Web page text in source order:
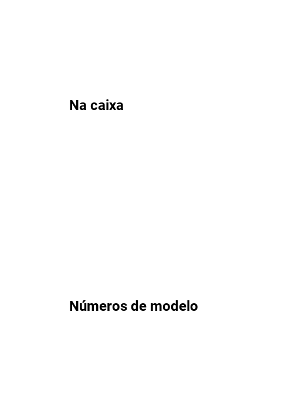
Na caixa
Números de modelo